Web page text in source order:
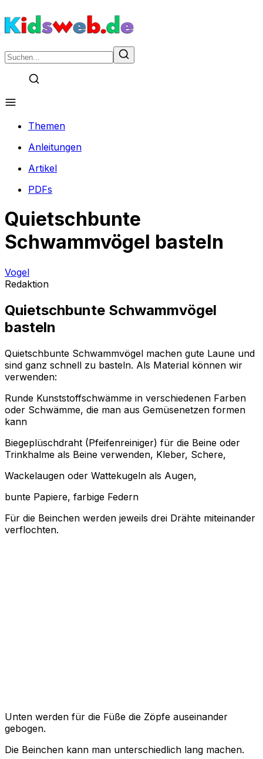
Themen
Anleitungen
Artikel
PDFs
Quietschbunte
Schwammvögel basteln
Vogel
Redaktion
Quietschbunte Schwammvögel
basteln
Quietschbunte Schwammvögel machen gute Laune und
sind ganz schnell zu basteln. Als Material können wir
verwenden:
Runde Kunststoffschwämme in verschiedenen Farben
oder Schwämme, die man aus Gemüsenetzen formen
kann
Biegeplüschdraht (Pfeifenreiniger) für die Beine oder
Trinkhalme als Beine verwenden, Kleber, Schere,
Wackelaugen oder Wattekugeln als Augen,
bunte Papiere, farbige Federn
Für die Beinchen werden jeweils drei Drähte miteinander
verflochten.
Unten werden für die Füße die Zöpfe auseinander
gebogen.
Die Beinchen kann man unterschiedlich lang machen.